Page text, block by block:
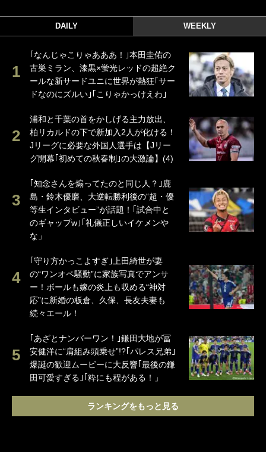
DAILY WEEKLY
｢なんじゃこりゃあああ！｣本田圭佑の
古巣ミラン、漆黒×蛍光レッドの超絶ク
ールな新サードユニに世界が熱狂｢サー
ドなのにズルい｣｢こりゃかっけえわ｣
浦和と千葉の首をかしげる主力放出、
柏リカルドの下で新加入2人が化ける！
Jリーグに必要な外国人選手は【Jリー
グ開幕｢初めての秋春制｣の大激論】(4)
｢知念さんを煽ってたのと同じ人？｣鹿
島・鈴木優磨、大逆転勝利後の“超・優
等生インタビュー”が話題！｢試合中と
のギャップw｣｢礼儀正しいイケメンや
な」
｢守り方かっこよすぎ｣上田綺世が妻
の“ワンオペ騒動”に家族写真でアンサ
ー！ボールも嫁の炎上も収める“神対
応”に新婚の板倉、久保、長友夫妻も
続々エール！
｢あざとナンバーワン！｣鎌田大地が冨
安健洋に“肩組み頭乗せ”!?｢パレス兄弟｣
爆誕の歓迎ムービーに大反響｢最後の鎌
田可愛すぎる｣｢粋にも程がある！」
ランキングをもっと見る